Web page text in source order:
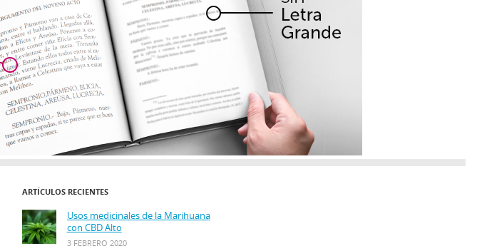
ARTÍCULOS RECIENTES
Usos medicinales de la Marihuana
con CBD Alto
3 FEBRERO 2020